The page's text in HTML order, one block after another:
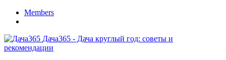
Members
Дача365 - Дача круглый год: советы и
рекомендации